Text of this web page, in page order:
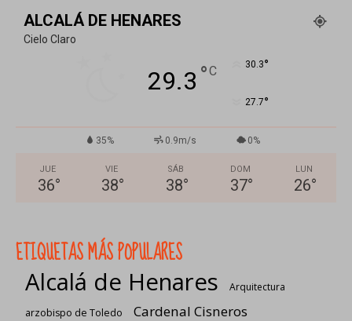
ALCALÁ DE HENARES
Cielo Claro
29.3 °C 30.3°
27.7°
35% 0.9m/s 0%
JUE
36°
VIE
38°
SÁB
38°
DOM
37°
LUN
26°
ETIQUETAS MÁS POPULARES
Alcalá de Henares
Arquitectura
arzobispo de Toledo
Cardenal Cisneros